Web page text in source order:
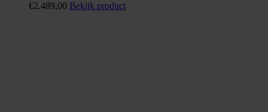
€2.489,00 Bekijk product